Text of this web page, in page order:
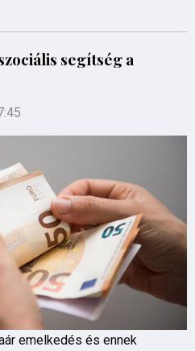
segítség a
emelkedés és ennek